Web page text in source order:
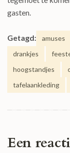
gasten.
Getagd: amuses
drankjes
hoogstandjes
tafelaankleding
Een